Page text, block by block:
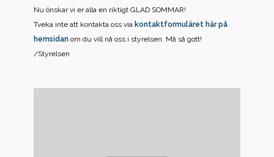
Nu önskar vi er alla en riktigt GLAD SOMMAR!
Tveka inte att kontakta oss via kontaktformuläret här på
hemsidan om du vill nå oss i styrelsen. Må så gott!
/Styrelsen